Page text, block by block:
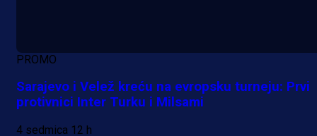
PROMO
Sarajevo i Velež kreću na evropsku turneju: Prvi
protivnici Inter Turku i Milsami
4 sedmica 12 h